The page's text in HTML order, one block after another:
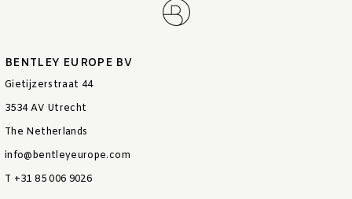
BENTLEY EUROPE BV
Gietijzerstraat 44
3534 AV Utrecht
The Netherlands
info@bentleyeurope.com
T +31 85 006 9026